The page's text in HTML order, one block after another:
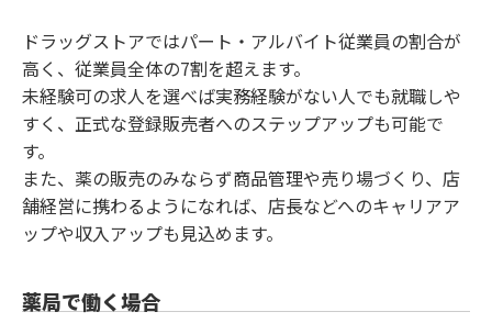
ドラッグストアではパート・アルバイト従業員の割合が
高く、従業員全体の7割を超えます。
未経験可の求人を選べば実務経験がない人でも就職しや
すく、正式な登録販売者へのステップアップも可能で
す。
また、薬の販売のみならず商品管理や売り場づくり、店
舗経営に携わるようになれば、店長などへのキャリアア
ップや収入アップも見込めます。
薬局で働く場合